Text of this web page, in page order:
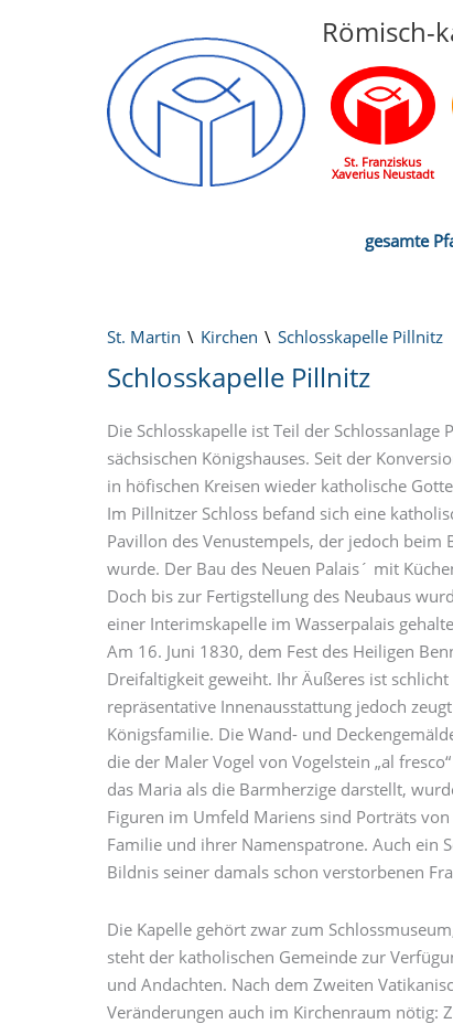
Römisch-
St. Franziskus
Xaverius Neustadt
gesamte
St. Martin Kirchen Schlosskapelle Pillnitz
Schlosskapelle Pillnitz
Die Schlosskapelle ist Teil der
sächsischen Königshauses. Seit der
in höfischen Kreisen wieder katholische
Im Pillnitzer Schloss befand sich eine
Pavillon des Venustempels, der jedoch
wurde. Der Bau des Neuen Palais´ mit
Doch bis zur Fertigstellung des Neubaus
einer Interimskapelle im Wasserpalais
Am 16. Juni 1830, dem Fest des Heiligen
Dreifaltigkeit geweiht. Ihr Äußeres ist
repräsentative Innenausstattung jedoch
Königsfamilie. Die Wand- und
die der Maler Vogel von Vogelstein „al
das Maria als die Barmherzige darstellt,
Figuren im Umfeld Mariens sind Porträts
Familie und ihrer Namenspatrone. Auch ein
Bildnis seiner damals schon verstorbenen
Die Kapelle gehört zwar zum
steht der katholischen Gemeinde zur
und Andachten. Nach dem Zweiten
Veränderungen auch im Kirchenraum nötig: